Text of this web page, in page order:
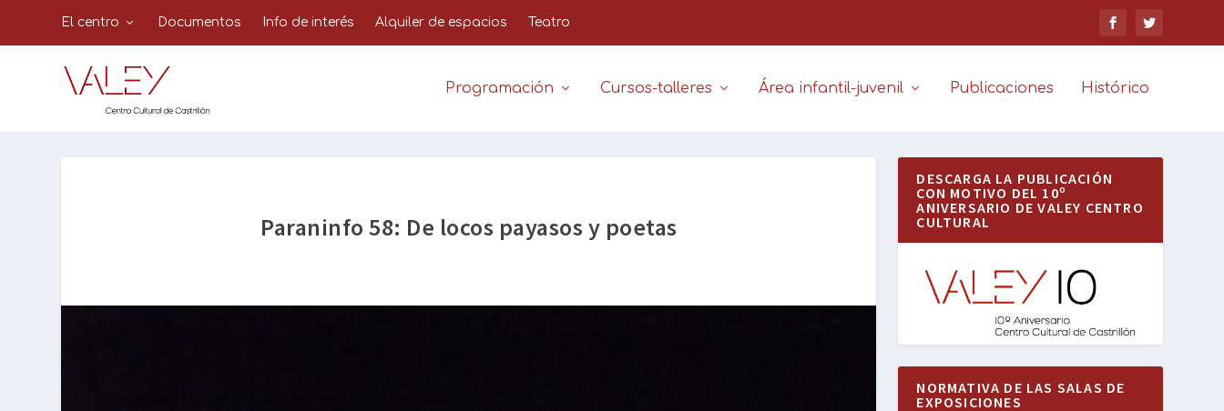
El centro Documentos Info de interés Alquiler de espacios Teatro
Programación Cursos-talleres Área infantil-juvenil Publicaciones Histórico
Paraninfo 58: De locos payasos y poetas
DESCARGA LA PUBLICACIÓN
CON MOTIVO DEL 10º
ANIVERSARIO DE VALEY CENTRO
CULTURAL
NORMATIVA DE LAS SALAS DE
EXPOSICIONES